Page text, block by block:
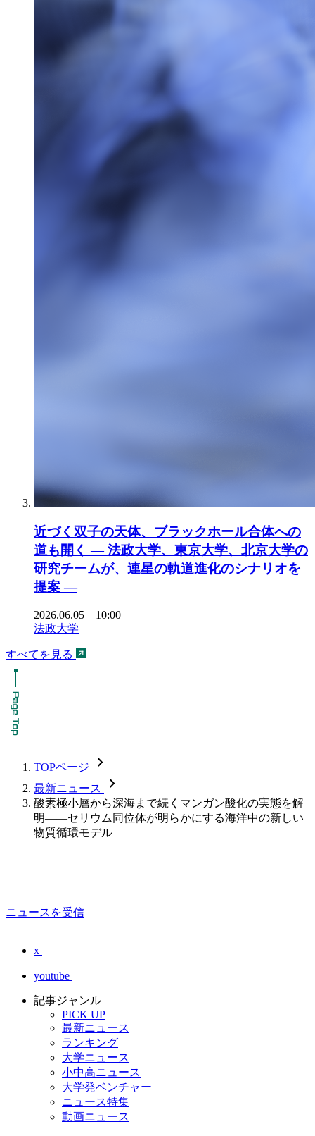
近づく双子の天体、ブラックホール合体への
道も開く ― 法政大学、東京大学、北京大学の
研究チームが、連星の軌道進化のシナリオを
提案 ―
2026.06.05 10:00
法政大学
すべてを見る
TOPページ chevron_forward
最新ニュース chevron_forward
酸素極小層から深海まで続くマンガン酸化の実態を解
明――セリウム同位体が明らかにする海洋中の新しい
物質循環モデル――
ニュースを受信
x
youtube
記事ジャンル
PICK UP
最新ニュース
ランキング
大学ニュース
小中高ニュース
大学発ベンチャー
ニュース特集
動画ニュース